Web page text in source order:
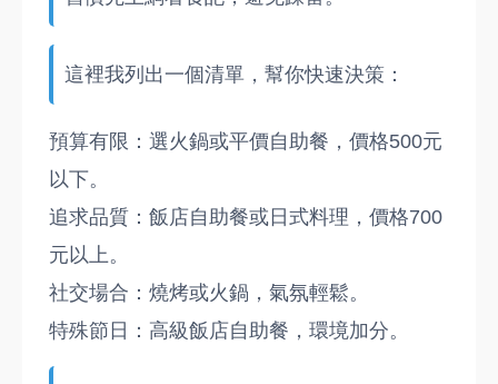
這裡我列出一個清單，幫你快速決策：
預算有限：選火鍋或平價自助餐，價格500元
以下。
追求品質：飯店自助餐或日式料理，價格700
元以上。
社交場合：燒烤或火鍋，氣氛輕鬆。
特殊節日：高級飯店自助餐，環境加分。